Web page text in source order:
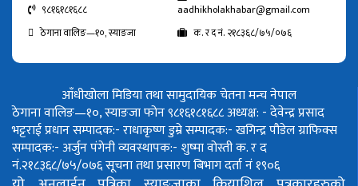
९८१६१८१६८८
aadhikholakhabar@gmail.com
ठेगाना वालिङ—१०, स्याङजा
क. र द नं. २१८३६८/७५/०७६
आँधीखोला मिडिया तथा सामुदायिक चेतना मन्च नेपाल
ठेगाना वालिङ—१०, स्याङजा फोन ९८१६१८१६८८अध्यक्ष: - देवेन्द्र प्रसाद
भट्टराईप्रधान सम्पादक:- राधाकृष्ण डुम्रेसम्पादक:- खगिन्द्र पौडेलग्राफिक्स
सम्पादक:- अर्जुन पंगेनीव्यवस्थापक:- शुष्मा वोस्तीक. र द
नं.२१८३६८/७५/०७६सूचना तथा प्रसारण बिभाग दर्ता नं १९०६